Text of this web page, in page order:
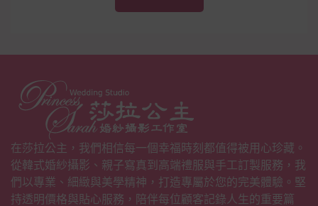
在莎拉公主，我們相信每一個幸福時刻都值得被用心珍藏。
從韓式婚紗攝影、親子寫真到高端禮服與手工訂製服務，我
們以專業、細緻與美學精神，打造專屬於您的完美體驗。堅
持透明價格與貼心服務，陪伴每位顧客記錄人生的重要篇